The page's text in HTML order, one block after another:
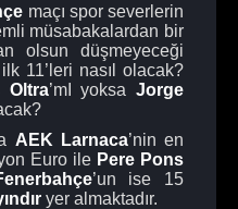
maçı spor severlerin
müsabakalardan bir
olsun düşmeyeceği
11’leri nasıl olacak?
Oltra’mI yoksaJorge
AEK Larnaca’nin en
Euro ile Pere Pons
’un ise 15
yer almaktadır.